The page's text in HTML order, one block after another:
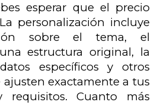
esperar que el precio
personalización incluye
sobre el tema, el
estructura original, la
específicos y otros
ajusten exactamente a tus
requisitos. Cuanto más